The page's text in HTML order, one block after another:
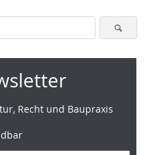
Recht und Baupraxis